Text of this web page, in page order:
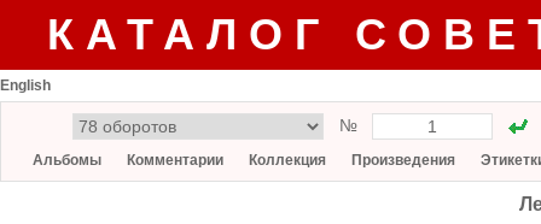
КАТАЛОГ
English
№
Альбомы Комментарии Коллекция Произведения